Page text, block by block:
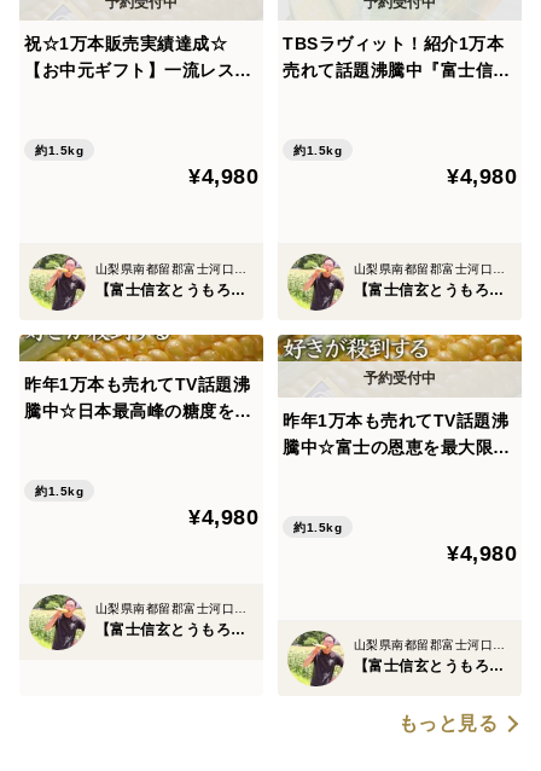
右する"生命線"であり、その命とも言える日照時間日本
一を誇るのが山梨県🗻
菜やフルーツを育てる上で最高の環境と言われているん
ているからこそ、野菜の域を超えてフルーツ、いやス
イーツレベルの糖度を誇っているんですね🌽
🌽③富士山の独特な地形から生まれる15度以上の寒暖差
そのため、日中は30度を超えながら夜になると冷え込む
この15度と言う寒暖差は日本でもそうそうありません。
日中に太陽をたっぷり浴びたとうもろこしが夜グッと冷
祝☆1万本販売実績達成☆
【お中元ギフト】一流レスト
こし』特大4本約1.5kg【朝ど
れ】【8月中旬予約】
約1.5kg
¥4,980
【富士信玄とうもろこし】大澤園
TBSラヴィット！紹介1万本
売れて話題沸騰中『富士信玄
の特大4本1.5kg【朝どれ】旬
の甘いトウモロコシ【夏ギフ
約1.5kg
¥4,980
【富士信玄とうもろこし】大澤園
昨年1万本も売れてTV話題沸
騰中☆日本最高峰の糖度を誇
1.5kg☆旬の甘いトウモロコ
約1.5kg
¥4,980
山梨県南都留郡富士河口湖町
【富士信玄とうもろこし】大澤園
昨年1万本も売れてTV話題沸
騰中☆富士の恩恵を最大限享
ギフト】【朝どれ】🌽8月中
約1.5kg
¥4,980
山梨県南都留郡富士河口湖町
【富士信玄とうもろこし】大澤園
もっと見る